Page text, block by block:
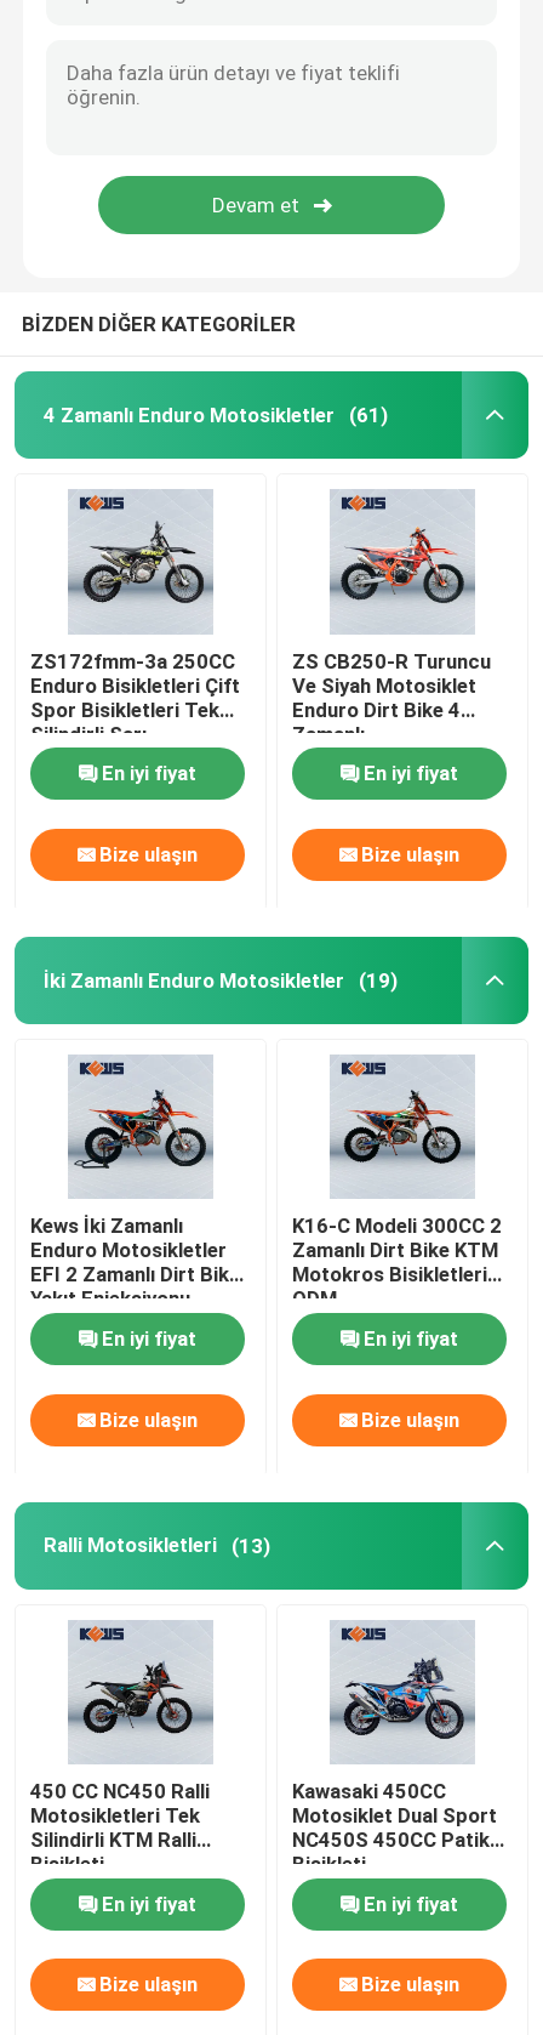
Enduro Kir Bisikletleri
2 Zamanlı Motokros
Euro 4 Motosikletler
BİZDEN DİĞER KATEGORİLER
4 Zamanlı Enduro Motosikletler (61)
ZS172fmm-3a 250CC
Enduro Bisikletleri Çift
Spor Bisikletleri Tek
Silindirli Sarı
En iyi fiyat
Bize ulaşın
ZS CB250-R Turuncu
Ve Siyah Motosiklet
Enduro Dirt Bike 4
Zamanlı
En iyi fiyat
Bize ulaşın
İki Zamanlı Enduro Motosikletler (19)
Kews İki Zamanlı
Enduro Motosikletler
EFI 2 Zamanlı Dirt Bike
Yakıt Enjeksiyonu
En iyi fiyat
Bize ulaşın
K16-C Modeli 300CC 2
Zamanlı Dirt Bike KTM
Motokros Bisikletleri
ODM
En iyi fiyat
Bize ulaşın
Ralli Motosikletleri (13)
450 CC NC450 Ralli
Motosikletleri Tek
Silindirli KTM Ralli
Bisikleti
En iyi fiyat
Bize ulaşın
Kawasaki 450CC
Motosiklet Dual Sport
NC450S 450CC Patika
Bisikleti
En iyi fiyat
Bize ulaşın